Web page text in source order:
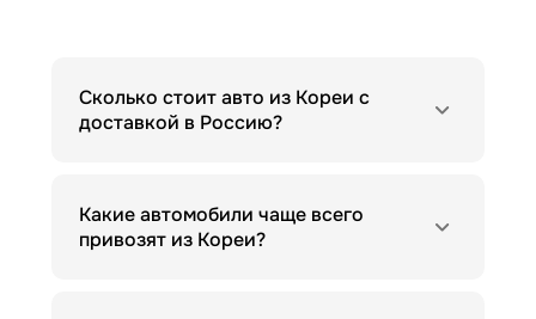
Сколько стоит авто из Кореи с
доставкой в Россию?
Какие автомобили чаще всего
привозят из Кореи?